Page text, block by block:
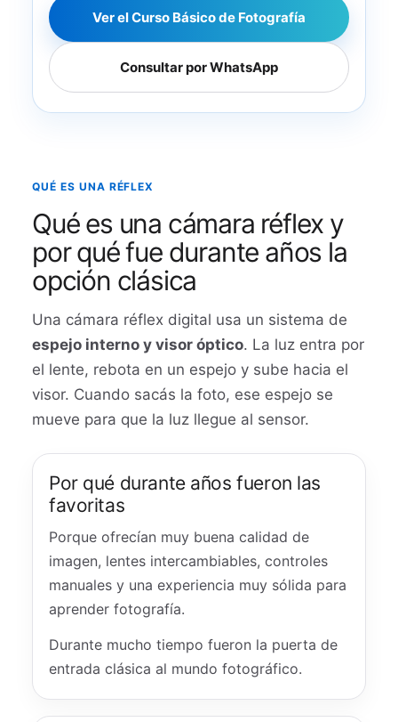
Ver el Curso Básico de Fotografía
Consultar por WhatsApp
QUÉ ES UNA RÉFLEX
Qué es una cámara réflex y
por qué fue durante años la
opción clásica
Una cámara réflex digital usa un sistema de
espejo interno y visor óptico. La luz entra por
el lente, rebota en un espejo y sube hacia el
visor. Cuando sacás la foto, ese espejo se
mueve para que la luz llegue al sensor.
Por qué durante años fueron las
favoritas
Porque ofrecían muy buena calidad de
imagen, lentes intercambiables, controles
manuales y una experiencia muy sólida para
aprender fotografía.
Durante mucho tiempo fueron la puerta de
entrada clásica al mundo fotográfico.